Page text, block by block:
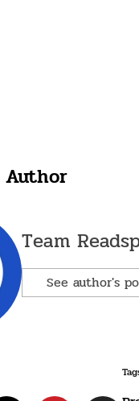
Author
Team
See author's